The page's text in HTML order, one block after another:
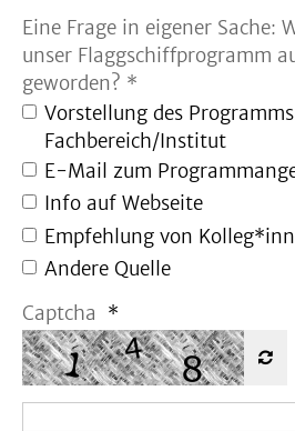
Eine Frage in eigener Sache:
unser Flaggschiffprogramm
geworden? *
Vorstellung des
Fachbereich/Institut
E-Mail zum
Info auf Webseite
Empfehlung von
Andere Quelle
Captcha *